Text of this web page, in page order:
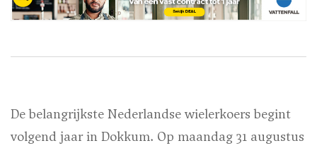
De belangrijkste Nederlandse wielerkoers begint
volgend jaar in Dokkum. Op maandag 31 augustus